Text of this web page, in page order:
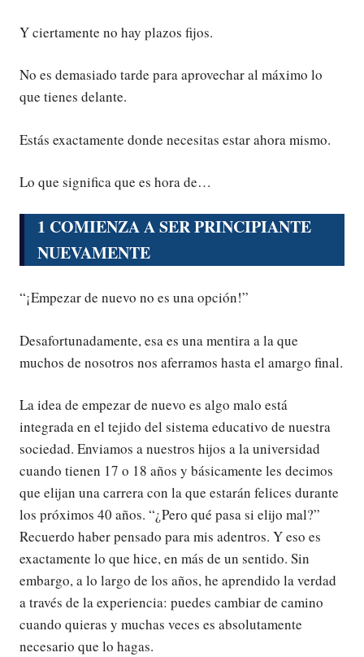
Y ciertamente no hay plazos fijos.
No es demasiado tarde para aprovechar al máximo lo
que tienes delante.
Estás exactamente donde necesitas estar ahora mismo.
Lo que significa que es hora de…
1 COMIENZA A SER PRINCIPIANTE
NUEVAMENTE
“¡Empezar de nuevo no es una opción!”
Desafortunadamente, esa es una mentira a la que
muchos de nosotros nos aferramos hasta el amargo final.
La idea de empezar de nuevo es algo malo está
integrada en el tejido del sistema educativo de nuestra
sociedad. Enviamos a nuestros hijos a la universidad
cuando tienen 17 o 18 años y básicamente les decimos
que elijan una carrera con la que estarán felices durante
los próximos 40 años. “¿Pero qué pasa si elijo mal?”
Recuerdo haber pensado para mis adentros. Y eso es
exactamente lo que hice, en más de un sentido. Sin
embargo, a lo largo de los años, he aprendido la verdad
a través de la experiencia: puedes cambiar de camino
cuando quieras y muchas veces es absolutamente
necesario que lo hagas.